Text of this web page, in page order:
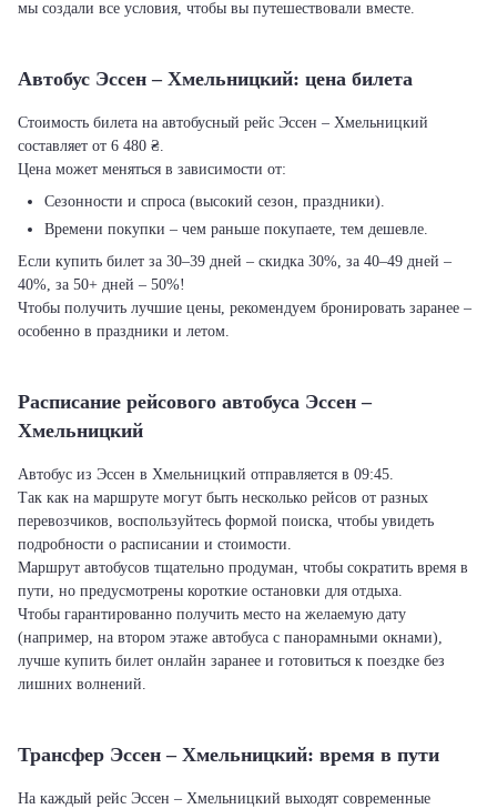
мы создали все условия, чтобы вы путешествовали вместе.
Автобус Эссен – Хмельницкий: цена билета
Стоимость билета на автобусный рейс Эссен – Хмельницкий
составляет от 6 480 ₴.
Цена может меняться в зависимости от:
Сезонности и спроса (высокий сезон, праздники).
Времени покупки – чем раньше покупаете, тем дешевле.
Если купить билет за 30–39 дней – скидка 30%, за 40–49 дней –
40%, за 50+ дней – 50%!
Чтобы получить лучшие цены, рекомендуем бронировать заранее –
особенно в праздники и летом.
Расписание рейсового автобуса Эссен –
Хмельницкий
Автобус из Эссен в Хмельницкий отправляется в 09:45.
Так как на маршруте могут быть несколько рейсов от разных
перевозчиков, воспользуйтесь формой поиска, чтобы увидеть
подробности о расписании и стоимости.
Маршрут автобусов тщательно продуман, чтобы сократить время в
пути, но предусмотрены короткие остановки для отдыха.
Чтобы гарантированно получить место на желаемую дату
(например, на втором этаже автобуса с панорамными окнами),
лучше купить билет онлайн заранее и готовиться к поездке без
лишних волнений.
Трансфер Эссен – Хмельницкий: время в пути
На каждый рейс Эссен – Хмельницкий выходят современные